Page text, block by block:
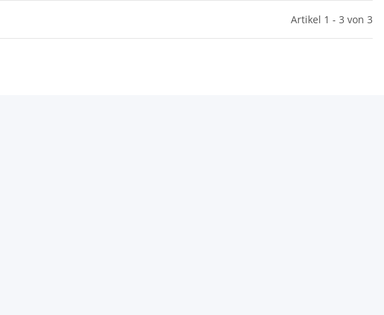
Artikel 1 - 3 von 3